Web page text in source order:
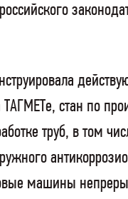
стан по
труб, в том
машины